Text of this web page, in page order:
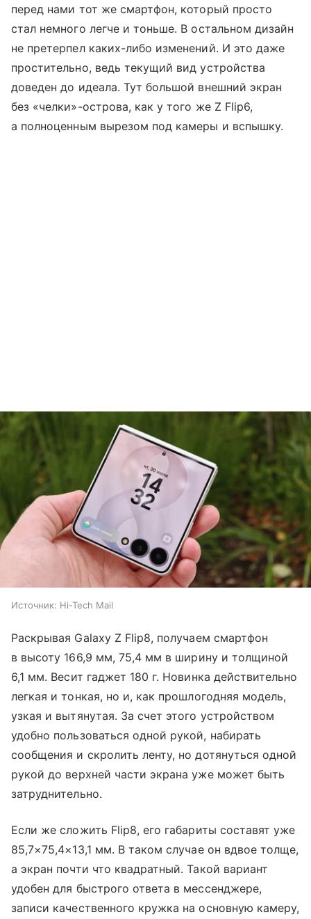
перед нами тот же смартфон, который просто
стал немного легче и тоньше. В остальном дизайн
не претерпел каких-либо изменений. И это даже
простительно, ведь текущий вид устройства
доведен до идеала. Тут большой внешний экран
без «челки»-острова, как у того же Z Flip6,
а полноценным вырезом под камеры и вспышку.
Источник: Hi-Tech Mail
Раскрывая Galaxy Z Flip8, получаем смартфон
в высоту 166,9 мм, 75,4 мм в ширину и толщиной
6,1 мм. Весит гаджет 180 г. Новинка действительно
легкая и тонкая, но и, как прошлогодняя модель,
узкая и вытянутая. За счет этого устройством
удобно пользоваться одной рукой, набирать
сообщения и скролить ленту, но дотянуться одной
рукой до верхней части экрана уже может быть
затруднительно.
Если же сложить Flip8, его габариты составят уже
85,7×75,4×13,1 мм. В таком случае он вдвое толще,
а экран почти что квадратный. Такой вариант
удобен для быстрого ответа в мессенджере,
записи качественного кружка на основную камеру,